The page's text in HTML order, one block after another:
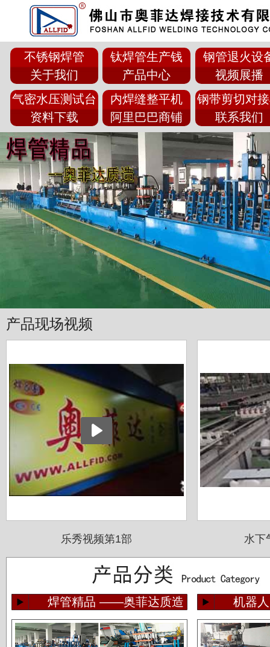
不锈钢焊管
关于我们
钛焊管生产钱
产品中心
钢管退火设
视频展播
气密水压测试台
资料下载
内焊缝整平机
阿里巴巴商铺
钢带剪切对
联系我们
产品现场视频
乐秀视频第1部 水下
焊管精品 ——奥菲达质造 机器